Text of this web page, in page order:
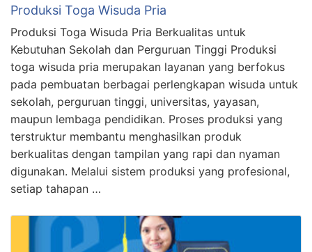
Produksi Toga Wisuda Pria
Produksi Toga Wisuda Pria Berkualitas untuk
Kebutuhan Sekolah dan Perguruan Tinggi Produksi
toga wisuda pria merupakan layanan yang berfokus
pada pembuatan berbagai perlengkapan wisuda untuk
sekolah, perguruan tinggi, universitas, yayasan,
maupun lembaga pendidikan. Proses produksi yang
terstruktur membantu menghasilkan produk
berkualitas dengan tampilan yang rapi dan nyaman
digunakan. Melalui sistem produksi yang profesional,
setiap tahapan …